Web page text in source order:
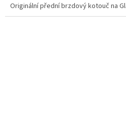
Originální přední brzdový kotouč na